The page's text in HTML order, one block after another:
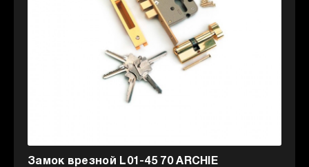
Замок врезной L01-45 70 ARCHIE